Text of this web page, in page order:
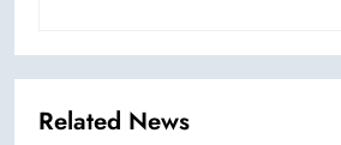
Related News